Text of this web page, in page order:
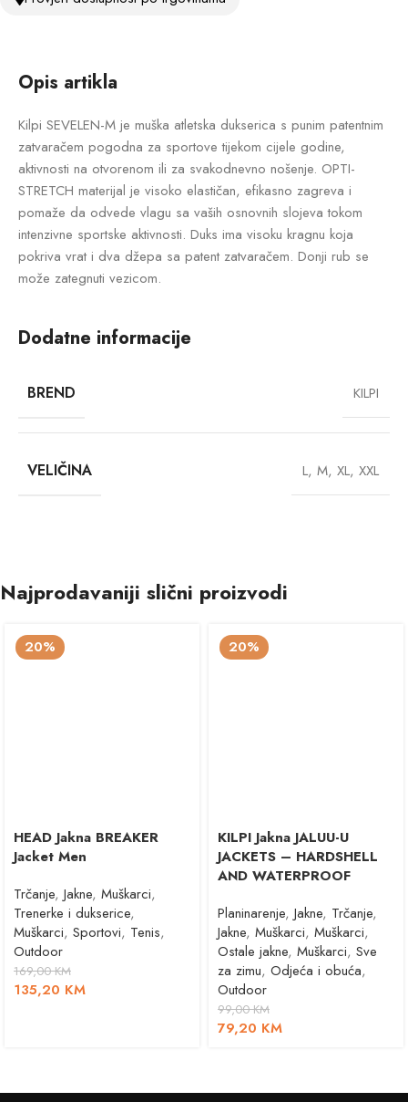
Opis artikla
Kilpi SEVELEN-M je muška atletska dukserica s punim patentnim
zatvaračem pogodna za sportove tijekom cijele godine,
aktivnosti na otvorenom ili za svakodnevno nošenje. OPTI-
STRETCH materijal je visoko elastičan, efikasno zagreva i
pomaže da odvede vlagu sa vaših osnovnih slojeva tokom
intenzivne sportske aktivnosti. Duks ima visoku kragnu koja
pokriva vrat i dva džepa sa patent zatvaračem. Donji rub se
može zategnuti vezicom.
Dodatne informacije
BREND KILPI
VELIČINA L, M, XL, XXL
Najprodavaniji slični proizvodi
20%
HEAD Jakna BREAKER
Jacket Men
Trčanje, Jakne, Muškarci,
Trenerke i dukserice,
Muškarci, Sportovi, Tenis,
Outdoor
169,00KM
135,20 KM
20%
KILPI Jakna JALUU-U
JACKETS – HARDSHELL
AND WATERPROOF
Planinarenje, Jakne, Trčanje,
Jakne, Muškarci, Muškarci,
Ostale jakne, Muškarci, Sve
za zimu, Odjeća i obuća,
Outdoor
99,00KM
79,20 KM